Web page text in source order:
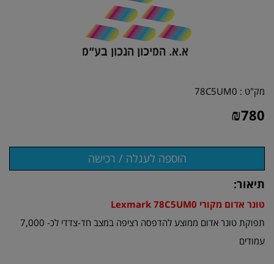
מק"ט : 78C5UM0
₪780
תיאור:
טונר אדום מקורי Lexmark 78C5UM0
תפוקת טונר אדום ממוצע להדפסה רציפה במצב חד-צדדי לכ- 7,000
עמודים